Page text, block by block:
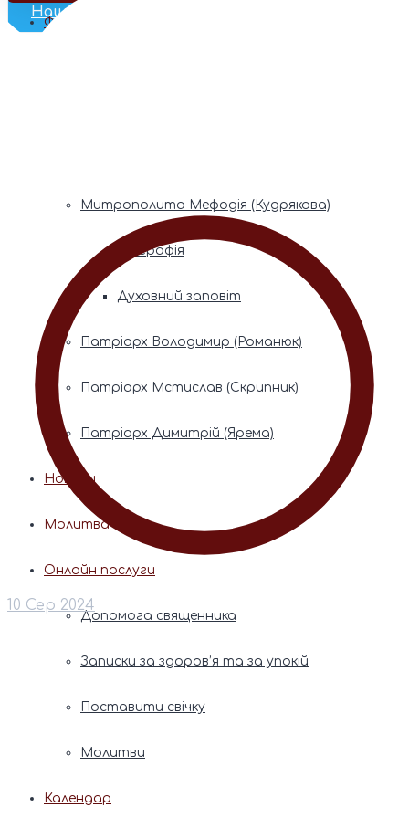
Наш Телеграм
Фонди пам’яті
Митрополита Мефодія (Кудрякова)
Біографія
Духовний заповіт
Патріарх Володимир (Романюк)
Патріарх Мстислав (Скрипник)
Патріарх Димитрій (Ярема)
Новини
Молитва
Онлайн послуги
Допомога священника
Записки за здоров’я та за упокій
Поставити свічку
Молитви
Календар
10 Сер 2024